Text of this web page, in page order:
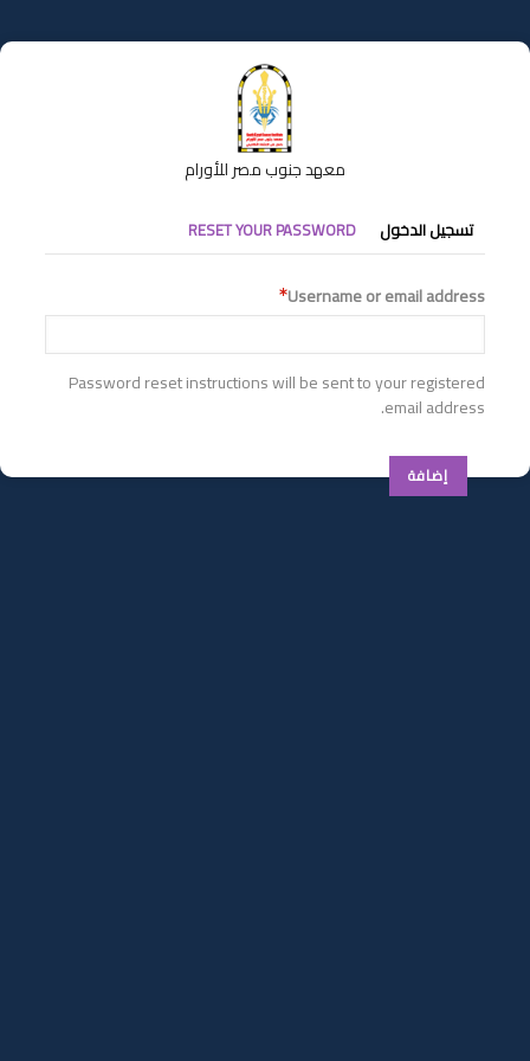
إلى
المحتوى
معهد جنوب مصر للأورام
التبويبات
الأساسية
تسجيل الدخول RESET YOUR PASSWORD
Username or email address
Password reset instructions will be sent to your registered
email address.